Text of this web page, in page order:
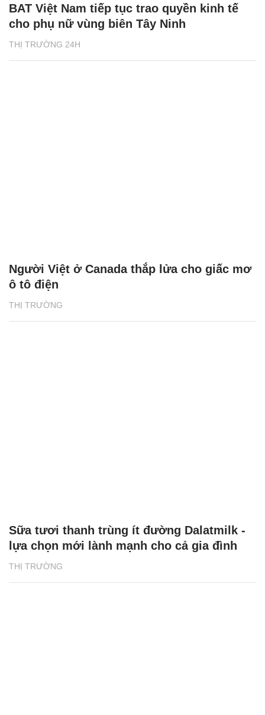
THỊ TRƯỜNG 24H
BAT Việt Nam tiếp tục trao quyền kinh tế
cho phụ nữ vùng biên Tây Ninh
THỊ TRƯỜNG
Người Việt ở Canada thắp lửa cho giấc mơ
ô tô điện
THỊ TRƯỜNG
Sữa tươi thanh trùng ít đường Dalatmilk -
lựa chọn mới lành mạnh cho cả gia đình